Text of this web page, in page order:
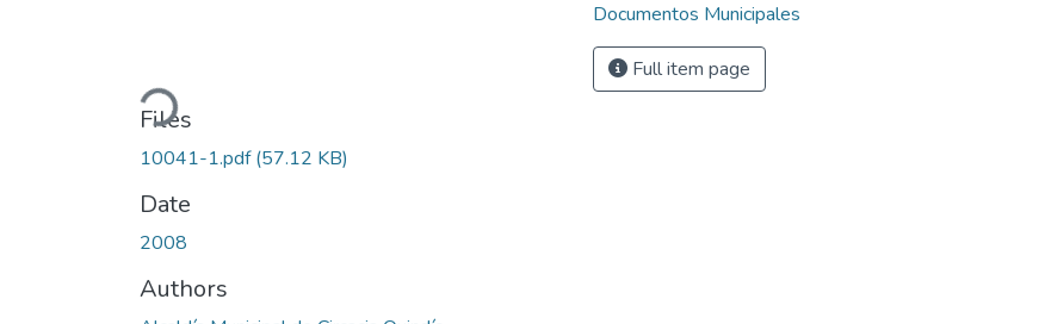
Loading...
Files
10041-1.pdf(57.12 KB)
Date
2008
Authors
Documentos Municipales
Full item page